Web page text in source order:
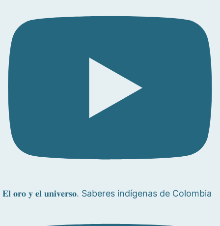
𝐄𝐥 𝐨𝐫𝐨 𝐲 𝐞𝐥 𝐮𝐧𝐢𝐯𝐞𝐫𝐬𝐨. Saberes indígenas de Colombia